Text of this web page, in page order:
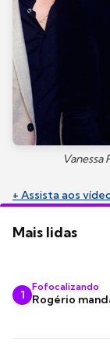
Vanessa
+ Assista aos
Mais lidas
1
Fofocalizando
Rogério